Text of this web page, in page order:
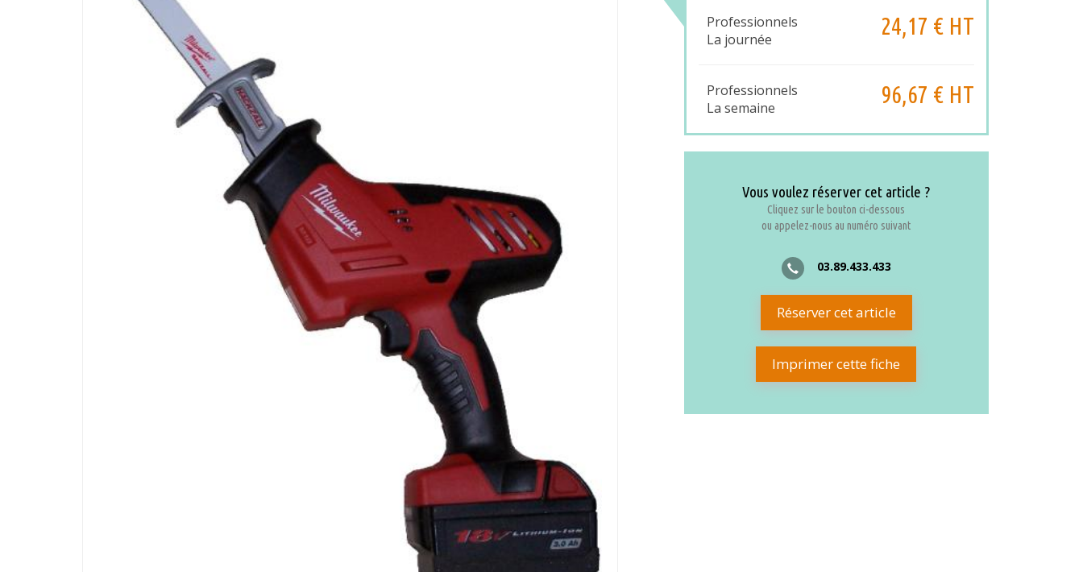
Professionnels
La journée
24,17 € HT
Professionnels
La semaine
96,67 € HT
Vous voulez réserver cet article ?
Cliquez sur le bouton ci-dessous
ou appelez-nous au numéro suivant
03.89.433.433
Réserver cet article
Imprimer cette fiche